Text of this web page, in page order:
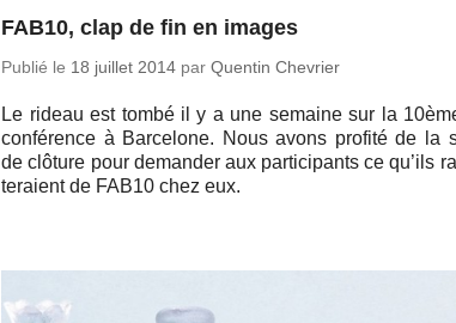
FAB10, clap de fin en images
Publié le 18 juillet 2014 parQuentin Chevrier
Le rideau est tombé il y a une semaine sur la
con­fé­rence à Bar­ce­lone. Nous avons profité de la
de clôture pour de­man­der aux par­ti­ci­pants ce qu’ils
te­raient de FAB10 chez eux.